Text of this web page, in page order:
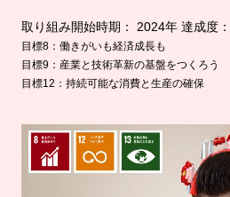
取り組み開始時期： 2024年 達成
目標8：働きがいも経済成長も
目標9：産業と技術革新の基盤をつくろう
目標12：持続可能な消費と生産の確保